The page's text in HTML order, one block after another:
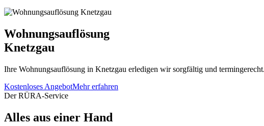
Wohnungsauflösung
Knetzgau
Ihre Wohnungsauflösung in Knetzgau erledigen wir sorgfältig und
Kostenloses AngebotMehr erfahren
Der RÜRA-Service
Alles aus einer Hand